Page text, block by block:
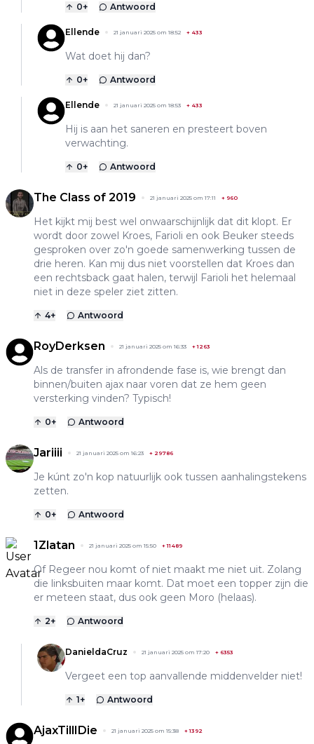
0+ Antwoord
Ellende 21 januari 2025 om 18:52 + 433
Wat doet hij dan?
0+ Antwoord
Ellende 21 januari 2025 om 18:53 + 433
Hij is aan het saneren en presteert boven
verwachting.
0+ Antwoord
The Class of 2019 21 januari 2025 om 17:11 + 960
Het kijkt mij best wel onwaarschijnlijk dat dit klopt. Er
wordt door zowel Kroes, Farioli en ook Beuker steeds
gesproken over zo'n goede samenwerking tussen de
drie heren. Kan mij dus niet voorstellen dat Kroes dan
een rechtsback gaat halen, terwijl Farioli het helemaal
niet in deze speler ziet zitten.
4+ Antwoord
RoyDerksen 21 januari 2025 om 16:33 +1263
Als de transfer in afrondende fase is, wie brengt dan
binnen/buiten ajax naar voren dat ze hem geen
versterking vinden? Typisch!
0+ Antwoord
Jariiii 21 januari 2025 om 16:23 + 29786
Je kúnt zo'n kop natuurlijk ook tussen aanhalingstekens
zetten.
0+ Antwoord
1Zlatan 21 januari 2025 om 15:50 +11489
Of Regeer nou komt of niet maakt me niet uit. Zolang
die linksbuiten maar komt. Dat moet een topper zijn die
er meteen staat, dus ook geen Moro (helaas).
2+ Antwoord
DanieldaCruz 21 januari 2025 om 17:20 + 6353
Vergeet een top aanvallende middenvelder niet!
1+ Antwoord
AjaxTillIDie 21 januari 2025 om 15:38 +1392